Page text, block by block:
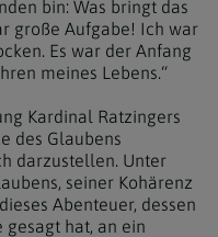
bin: Was bringt das
große Aufgabe! Ich war
Es war der Anfang
meines Lebens.“
Kardinal Ratzingers
des Glaubens
darzustellen. Unter
seiner Kohärenz
Abenteuer, dessen
gesagt hat, an ein